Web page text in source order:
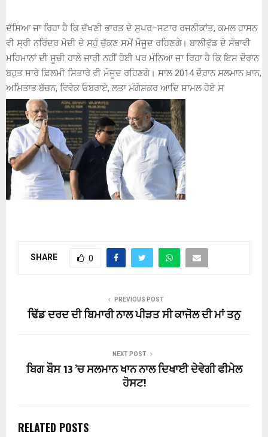
ਦੱਸਿਆ ਜਾ ਰਿਹਾ ਹੈ ਕਿ ਦੱਖਣੀ ਭਾਰਤ ਦੇ ਸੁਪਰ–ਸਟਾਰ ਰਜਨੀਕਾਂਤ, ਕਮਲ ਹਾਸਨ
ਵੀ ਸ੍ਰੀ ਨਰਿੰਦਰ ਮੋਦੀ ਦੇ ਸਹੁੰ ਚੁੱਕਣ ਸਮੇਂ ਮੌਜੂਦ ਰਹਿਣਗੇ। ਬਾਲੀਵੁੱਡ ਦੇ ਸੰਭਾਵੀ
ਮਹਿਮਾਨਾਂ ਦੀ ਸੂਚੀ ਹਾਲੇ ਜਾਰੀ ਨਹੀਂ ਹੋਈ ਪਰ ਮੰਨਿਆ ਜਾ ਰਿਹਾ ਹੈ ਕਿ ਇਸ ਦੌਰਾਨ
ਬਹੁਤ ਸਾਰੇ ਫ਼ਿਲਮੀ ਸਿਤਾਰੇ ਵੀ ਮੌਜੂਦ ਰਹਿਣਗੇ। ਸਾਲ 2014 ਦੌਰਾਨ ਸਲਮਾਨ ਖ਼ਾਨ,
ਅਮਿਤਾਭ ਬੱਚਨ, ਵਿਵੇਕ ਓਬਰਾਏ, ਲਤਾ ਮੰਗੇਸ਼ਕਰ ਆਦਿ ਸ਼ਾਮਲ ਹੋਏ ਸ
SHARE 0
PREVIOUS POST
ਢਿੱਡ ਦਰਦ ਦੀ ਬਿਮਾਰੀ ਨਾਲ ਪੀੜਤ ਸੀ ਕਾਜੋਲ ਦੀ ਮਾਂ ਤਨੁ
NEXT POST
ਬਿਗ ਬੌਸ 13 ’ਚ ਸਲਮਾਨ ਖਾਨ ਨਾਲ ਦਿਖਾਈ ਦੇਵੇਗੀ ਫੀਮੇਲ
ਹੋਸਟ!
RELATED POSTS